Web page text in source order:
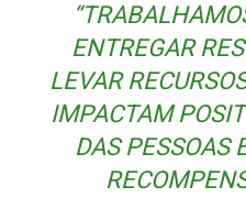
ENTREGAR
LEVAR
IMPACTAM
DAS PESSOAS